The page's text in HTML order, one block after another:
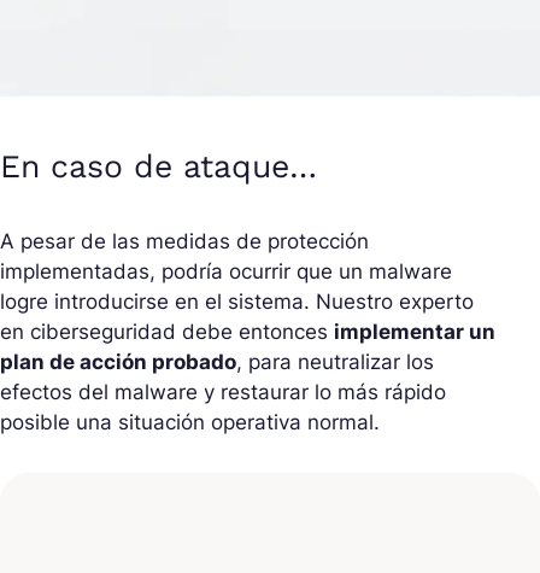
En caso de ataque…
A pesar de las medidas de protección
implementadas, podría ocurrir que un malware
logre introducirse en el sistema. Nuestro experto
en ciberseguridad debe entonces implementar un
plan de acción probado, para neutralizar los
efectos del malware y restaurar lo más rápido
posible una situación operativa normal.